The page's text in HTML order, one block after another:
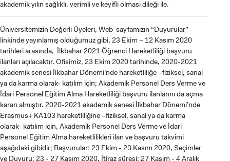
akademik yılın sağlıklı, verimli ve keyifli olması dileği ile.
Üniversitemizin Değerli Üyeleri, Web-sayfamızın “Duyurular”
linkinde yayınlamış olduğumuz gibi, 23 Ekim – 12 Kasım 2020
tarihleri arasında, İlkbahar 2021 Öğrenci Hareketliliği başvuru
ilanları açılacaktır. Ofisimiz, 23 Ekim 2020 tarihinde, 2020-2021
akademik senesi İlkbahar Dönemi’nde hareketliliğe –fiziksel, sanal
ya da karma olarak- katılım için; Akademik Personel Ders Verme ve
İdari Personel Eğitim Alma Hareketliliği başvuru ilanlarını da açma
kararı almıştır. 2020-2021 akademik senesi İlkbahar Dönemi’nde
Erasmus+ KA103 hareketliliğine –fiziksel, sanal ya da karma
olarak- katılım için, Akademik Personel Ders Verme ve İdari
Personel Eğitim Alma hareketlilikleri ilan ve başvuru takvimi
aşağıdaki gibidir; Başvurular: 23 Ekim - 23 Kasım 2020, Seçimler
ve Duyuru: 23 - 27 Kasım 2020, İtiraz süresi: 27 Kasım - 4 Aralık